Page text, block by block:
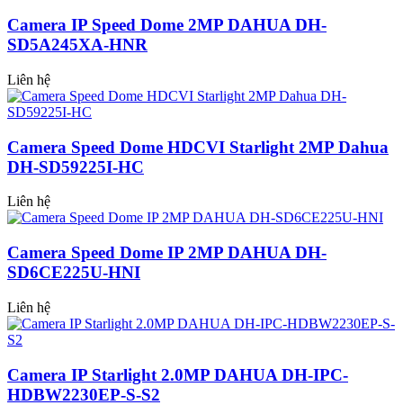
Camera IP Speed Dome 2MP DAHUA DH-
SD5A245XA-HNR
Liên hệ
Camera Speed Dome HDCVI Starlight 2MP Dahua
DH-SD59225I-HC
Liên hệ
Camera Speed Dome IP 2MP DAHUA DH-
SD6CE225U-HNI
Liên hệ
Camera IP Starlight 2.0MP DAHUA DH-IPC-
HDBW2230EP-S-S2